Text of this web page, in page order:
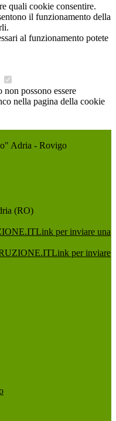
quali cookie consentire.
il funzionamento della
al funzionamento potete
possono essere
nella pagina della cookie
Adria - Rovigo
(RO)
Link per inviare una
Link per inviare